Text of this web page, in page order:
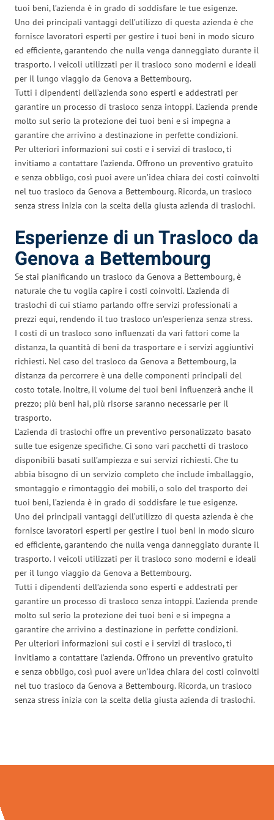
tuoi beni, l’azienda è in grado di soddisfare le tue esigenze.
Uno dei principali vantaggi dell’utilizzo di questa azienda è che
fornisce lavoratori esperti per gestire i tuoi beni in modo sicuro
ed efficiente, garantendo che nulla venga danneggiato durante il
trasporto. I veicoli utilizzati per il trasloco sono moderni e ideali
per il lungo viaggio da Genova a Bettembourg.
Tutti i dipendenti dell’azienda sono esperti e addestrati per
garantire un processo di trasloco senza intoppi. L’azienda prende
molto sul serio la protezione dei tuoi beni e si impegna a
garantire che arrivino a destinazione in perfette condizioni.
Per ulteriori informazioni sui costi e i servizi di trasloco, ti
invitiamo a contattare l’azienda. Offrono un preventivo gratuito
e senza obbligo, così puoi avere un’idea chiara dei costi coinvolti
nel tuo trasloco da Genova a Bettembourg. Ricorda, un trasloco
senza stress inizia con la scelta della giusta azienda di traslochi.
Esperienze di un Trasloco da
Genova a Bettembourg
Se stai pianificando un trasloco da Genova a Bettembourg, è
naturale che tu voglia capire i costi coinvolti. L’azienda di
traslochi di cui stiamo parlando offre servizi professionali a
prezzi equi, rendendo il tuo trasloco un’esperienza senza stress.
I costi di un trasloco sono influenzati da vari fattori come la
distanza, la quantità di beni da trasportare e i servizi aggiuntivi
richiesti. Nel caso del trasloco da Genova a Bettembourg, la
distanza da percorrere è una delle componenti principali del
costo totale. Inoltre, il volume dei tuoi beni influenzerà anche il
prezzo; più beni hai, più risorse saranno necessarie per il
trasporto.
L’azienda di traslochi offre un preventivo personalizzato basato
sulle tue esigenze specifiche. Ci sono vari pacchetti di trasloco
disponibili basati sull’ampiezza e sui servizi richiesti. Che tu
abbia bisogno di un servizio completo che include imballaggio,
smontaggio e rimontaggio dei mobili, o solo del trasporto dei
tuoi beni, l’azienda è in grado di soddisfare le tue esigenze.
Uno dei principali vantaggi dell’utilizzo di questa azienda è che
fornisce lavoratori esperti per gestire i tuoi beni in modo sicuro
ed efficiente, garantendo che nulla venga danneggiato durante il
trasporto. I veicoli utilizzati per il trasloco sono moderni e ideali
per il lungo viaggio da Genova a Bettembourg.
Tutti i dipendenti dell’azienda sono esperti e addestrati per
garantire un processo di trasloco senza intoppi. L’azienda prende
molto sul serio la protezione dei tuoi beni e si impegna a
garantire che arrivino a destinazione in perfette condizioni.
Per ulteriori informazioni sui costi e i servizi di trasloco, ti
invitiamo a contattare l’azienda. Offrono un preventivo gratuito
e senza obbligo, così puoi avere un’idea chiara dei costi coinvolti
nel tuo trasloco da Genova a Bettembourg. Ricorda, un trasloco
senza stress inizia con la scelta della giusta azienda di traslochi.